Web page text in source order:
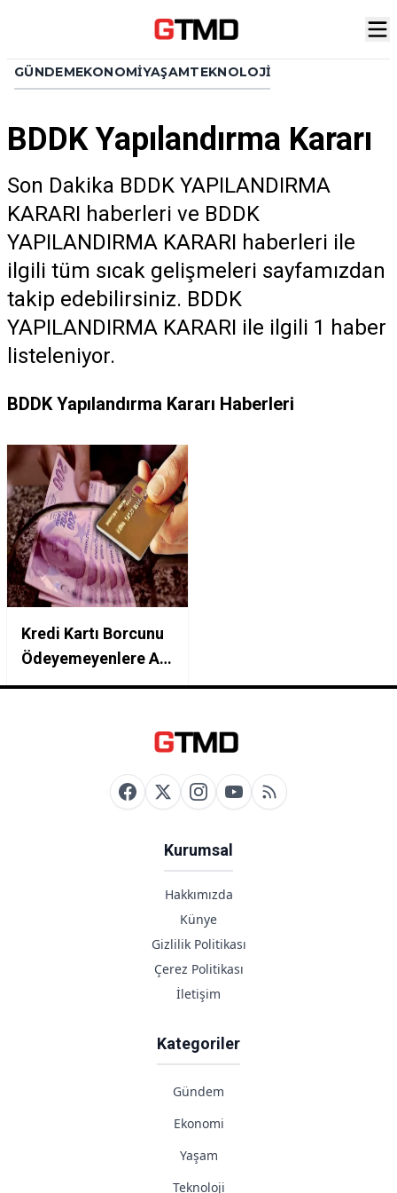
GÜNDEMEKONOMIYAŞAMTEKNOLOJI
BDDK Yapılandırma Kararı
Son Dakika BDDK YAPILANDIRMA
KARARI haberleri ve BDDK
YAPILANDIRMA KARARI haberleri ile
ilgili tüm sıcak gelişmeleri sayfamızdan
takip edebilirsiniz. BDDK
YAPILANDIRMA KARARI ile ilgili 1 haber
listeleniyor.
BDDK Yapılandırma Kararı Haberleri
Kredi Kartı Borcunu
Ödeyemeyenlere Af
Gibi Yapılandırma:
Kurumsal
Hakkımızda
Künye
Gizlilik Politikası
Çerez Politikası
İletişim
Kategoriler
Gündem
Ekonomi
Yaşam
Teknoloji